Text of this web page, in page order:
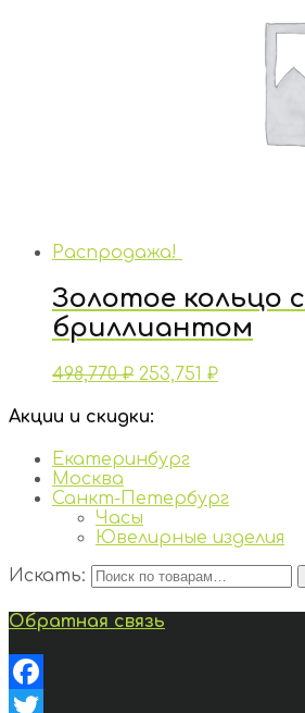
Распродажа!
Золотое кольцо с
бриллиантом
498,770₽ 253,751 ₽
Акции и скидки:
Екатеринбург
Москва
Санкт-Петербург
Часы
Ювелирные изделия
Искать:
Обратная связь
Facebook